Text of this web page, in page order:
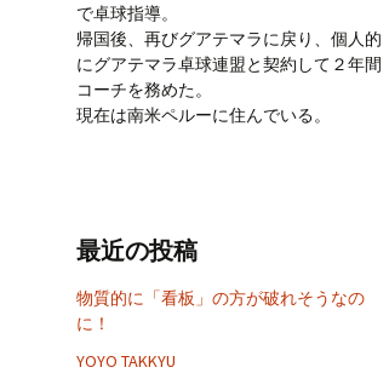
で卓球指導。
帰国後、再びグアテマラに戻り、個人的
にグアテマラ卓球連盟と契約して２年間
コーチを務めた。
現在は南米ペルーに住んでいる。
最近の投稿
物質的に「看板」の方が破れそうなの
に！
YOYO TAKKYU